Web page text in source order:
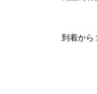
到着から